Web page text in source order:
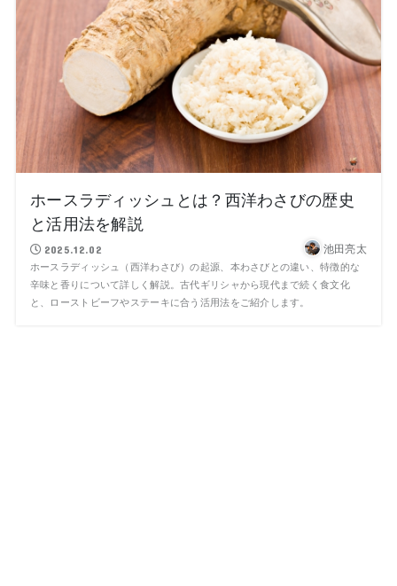
ホースラディッシュとは？西洋わさびの歴史
と活用法を解説
2025.12.02 池田亮太
ホースラディッシュ（西洋わさび）の起源、本わさびとの違い、特徴的な
辛味と香りについて詳しく解説。古代ギリシャから現代まで続く食文化
と、ローストビーフやステーキに合う活用法をご紹介します。